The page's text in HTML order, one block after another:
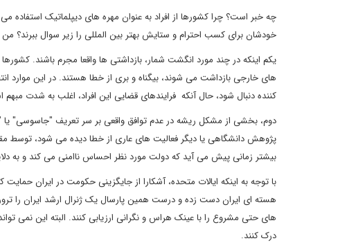
چه خبر است؟ چرا کشورها از افراد به عنوان مهره های دیپلماتیک
خودشان برای کسب احترام و ستایش بهتر بین المللی را زیر سوال ببرند؟
یکم اینکه در چند مورد انگشت شمار، بازداشتی ها واقعا مجرم باشند.
های خارجی بازداشت می شوند، بیگناه و بری از خطا هستند. در این موارد
کننده دنبال شود، حال آنکه فرایندهای قضایی این افراد، اغلب به شدت
دوم، بخشی از مشکل ریشه در عدم توافق واقعی بر سر تعریف "جاسوسی" یا
پژوهش دانشگاهی یا دیگر فعالیت های عاری از خطا دیده می شود، توسط
بیشتر زمانی پیش می آید که دولت مورد نظر احساس ناامنی می کند و به
با توجه به اینکه ایالات متحده، آشکارا از جایگزینی حکومت در ایران
هسته ای ایران دست زده و درست همین پارسال یک ژنرال ارشد ایران را
های حتی مشروع را با عینک هراس و نگرانی ارزیابی کنند. البته این نمی
درک کنند.